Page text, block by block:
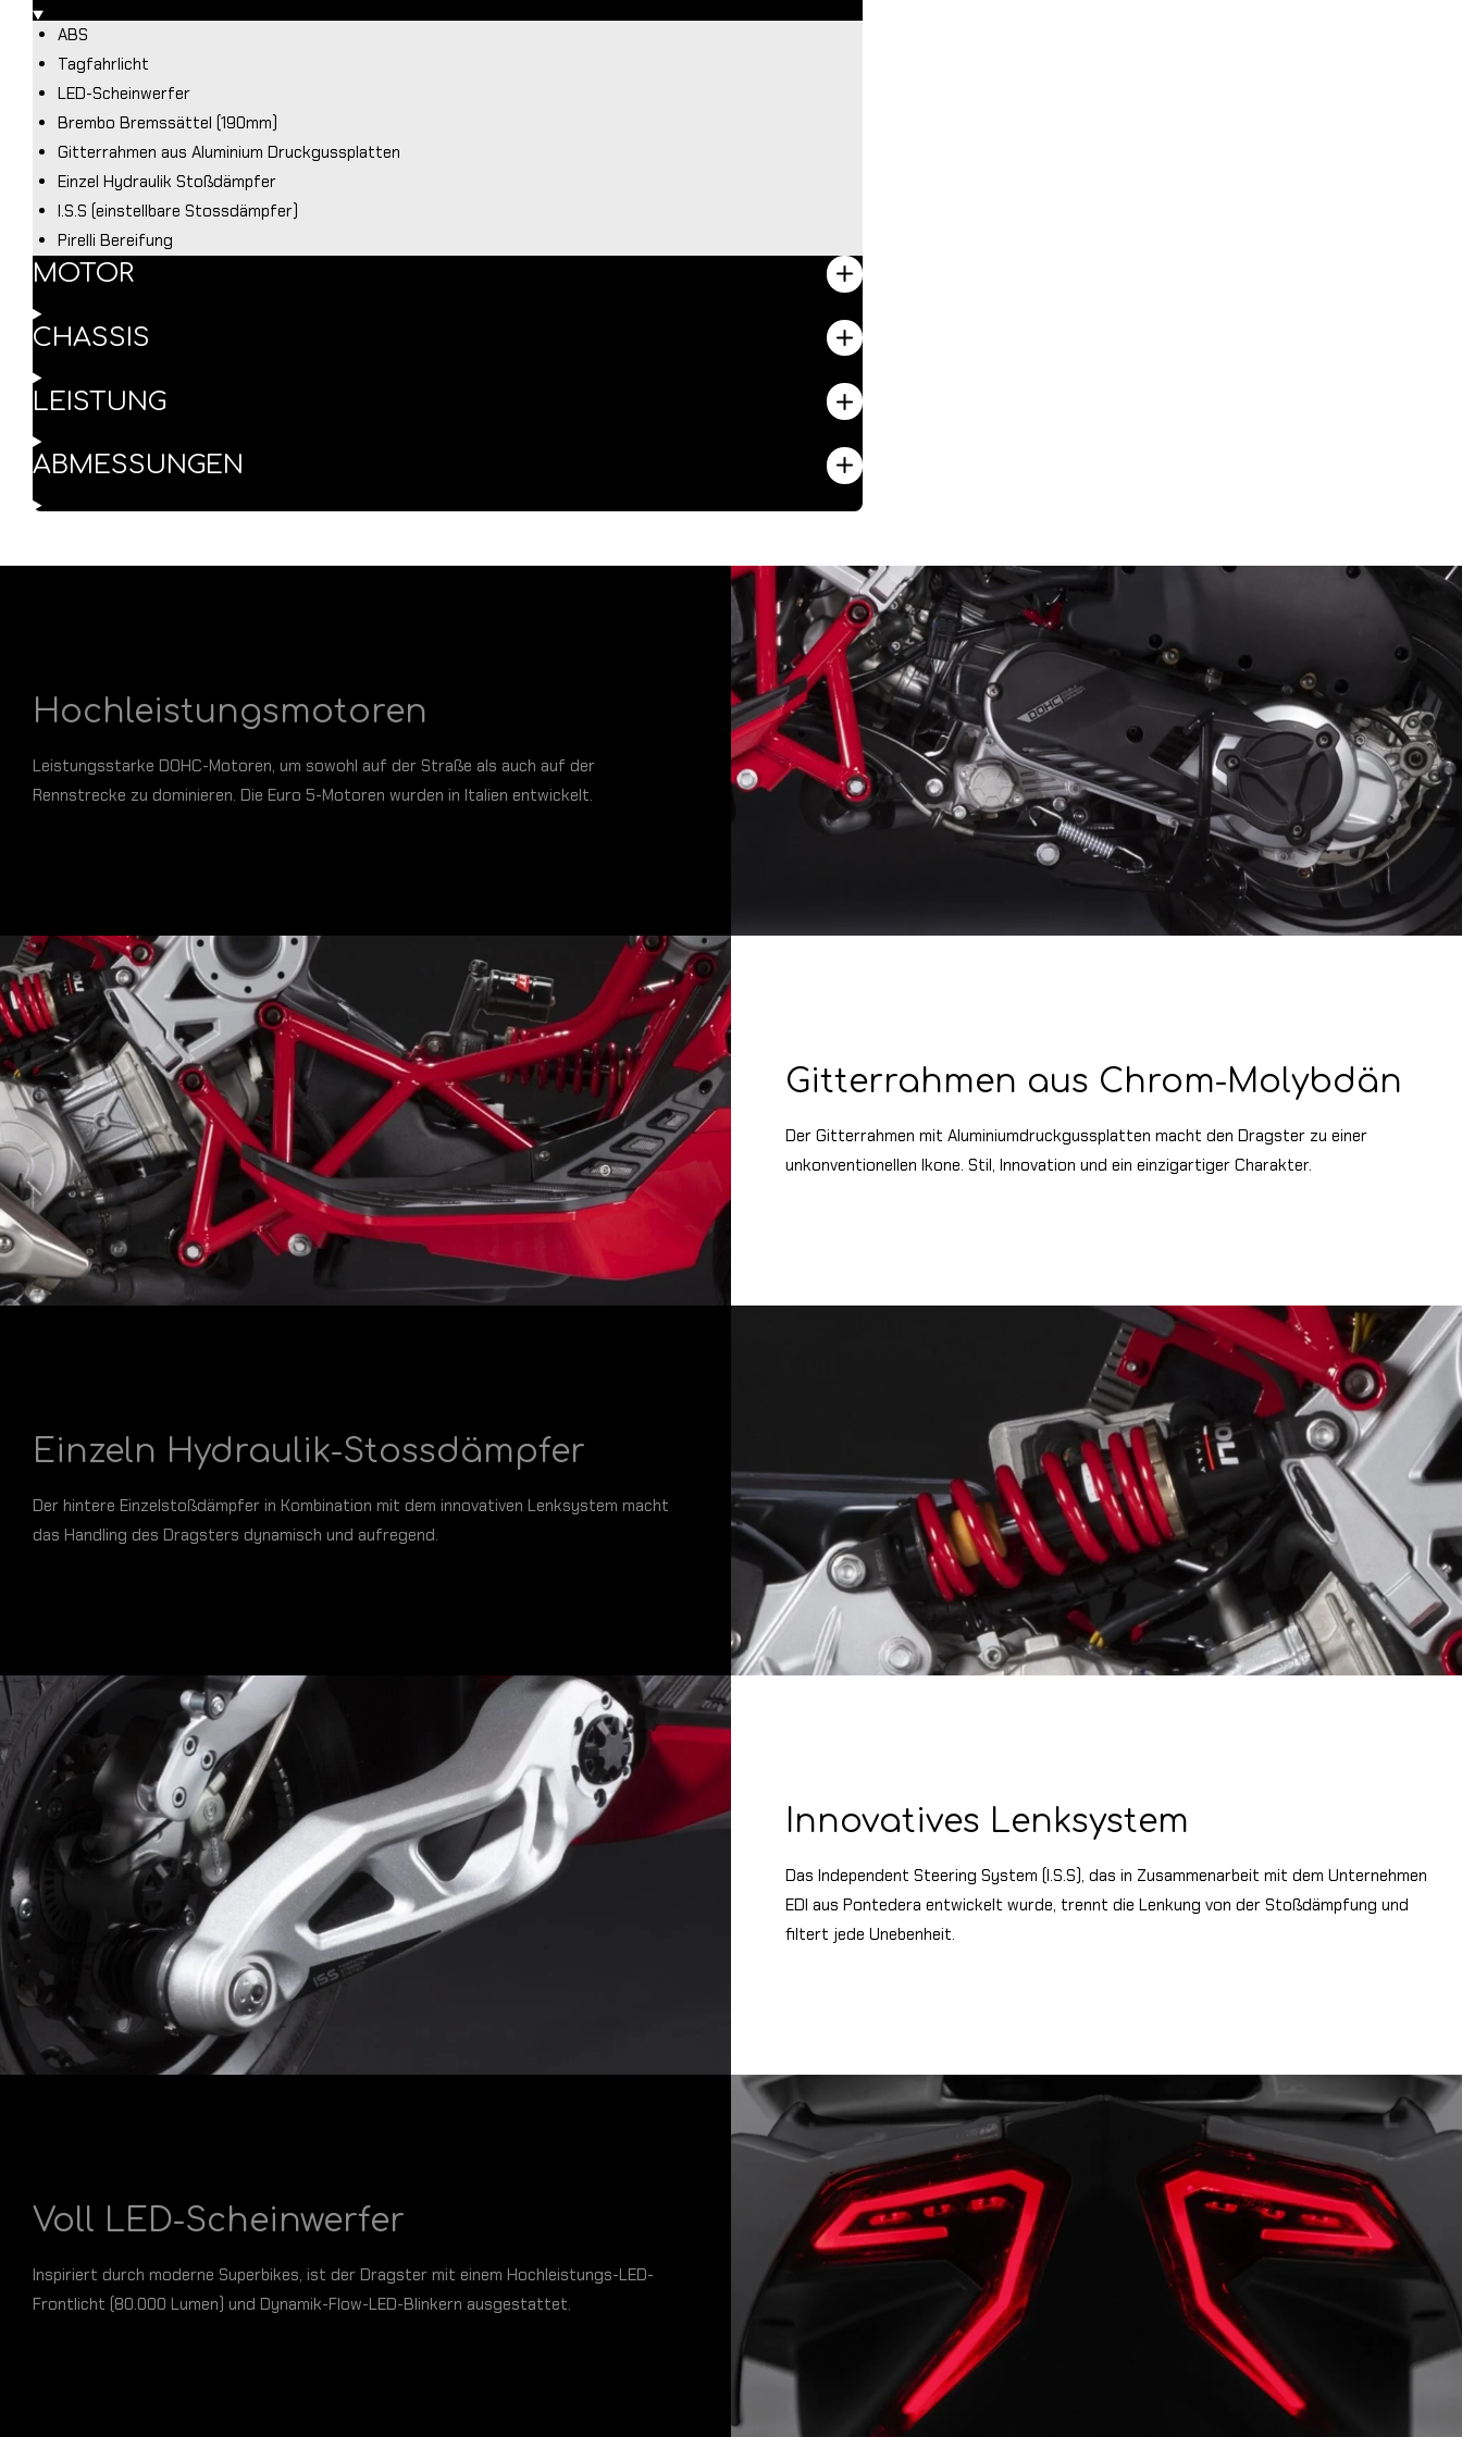
ABS
Tagfahrlicht
LED-Scheinwerfer
Brembo Bremssättel (190mm)
Gitterrahmen aus Aluminium Druckgussplatten
Einzel Hydraulik Stoßdämpfer
I.S.S (einstellbare Stossdämpfer)
Pirelli Bereifung
MOTOR
CHASSIS
LEISTUNG
ABMESSUNGEN
Hochleistungsmotoren
Leistungsstarke DOHC-Motoren, um sowohl auf der Straße als auch auf der
Rennstrecke zu dominieren. Die Euro 5-Motoren wurden in Italien entwickelt.
Gitterrahmen aus Chrom-Molybdän
Der Gitterrahmen mit Aluminiumdruckgussplatten macht den Dragster zu einer
unkonventionellen Ikone. Stil, Innovation und ein einzigartiger Charakter.
Einzeln Hydraulik-Stossdämpfer
Der hintere Einzelstoßdämpfer in Kombination mit dem innovativen Lenksystem macht
das Handling des Dragsters dynamisch und aufregend.
Innovatives Lenksystem
Das Independent Steering System (I.S.S), das in Zusammenarbeit mit dem Unternehmen
EDI aus Pontedera entwickelt wurde, trennt die Lenkung von der Stoßdämpfung und
filtert jede Unebenheit.
Voll LED-Scheinwerfer
Inspiriert durch moderne Superbikes, ist der Dragster mit einem Hochleistungs-LED-
Frontlicht (80.000 Lumen) und Dynamik-Flow-LED-Blinkern ausgestattet.